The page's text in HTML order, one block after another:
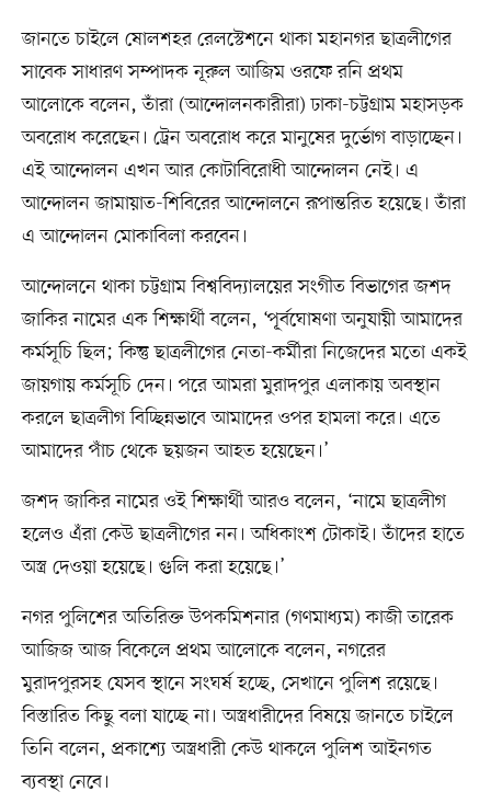
জানতে চাইলে ষোলশহর রেলস্টেশনে থাকা মহানগর ছাত্রলীগের
সাবেক সাধারণ সম্পাদক নূরুল আজিম ওরফে রনি প্রথম
আলোকে বলেন, তাঁরা (আন্দোলনকারীরা) ঢাকা-চট্টগ্রাম মহাসড়ক
অবরোধ করেছেন। ট্রেন অবরোধ করে মানুষের দুর্ভোগ বাড়াচ্ছেন।
এই আন্দোলন এখন আর কোটাবিরোধী আন্দোলন নেই। এ
আন্দোলন জামায়াত-শিবিরের আন্দোলনে রূপান্তরিত হয়েছে। তাঁরা
এ আন্দোলন মোকাবিলা করবেন।
আন্দোলনে থাকা চট্টগ্রাম বিশ্ববিদ্যালয়ের সংগীত বিভাগের জশদ
জাকির নামের এক শিক্ষার্থী বলেন, ‘পূ্র্বঘোষণা অনুযায়ী আমাদের
কর্মসূচি ছিল; কিন্তু ছাত্রলীগের নেতা-কর্মীরা নিজেদের মতো একই
জায়গায় কর্মসূচি দেন। পরে আমরা মুরাদপুর এলাকায় অবস্থান
করলে ছাত্রলীগ বিচ্ছিন্নভাবে আমাদের ওপর হামলা করে। এতে
আমাদের পাঁচ থেকে ছয়জন আহত হয়েছেন।’
জশদ জাকির নামের ওই শিক্ষার্থী আরও বলেন, ‘নামে ছাত্রলীগ
হলেও এঁরা কেউ ছাত্রলীগের নন। অধিকাংশ টোকাই। তাঁদের হাতে
অস্ত্র দেওয়া হয়েছে। গুলি করা হয়েছে।’
নগর পুলিশের অতিরিক্ত উপকমিশনার (গণমাধ্যম) কাজী তারেক
আজিজ আজ বিকেলে প্রথম আলোকে বলেন, নগরের
মুরাদপুরসহ যেসব স্থানে সংঘর্ষ হচ্ছে, সেখানে পুলিশ রয়েছে।
বিস্তারিত কিছু বলা যাচ্ছে না। অস্ত্রধারীদের বিষয়ে জানতে চাইলে
তিনি বলেন, প্রকাশ্যে অস্ত্রধারী কেউ থাকলে পুলিশ আইনগত
ব্যবস্থা নেবে।